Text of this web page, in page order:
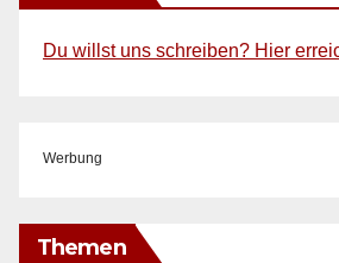
Du willst uns schreiben? Hier
Werbung
Themen